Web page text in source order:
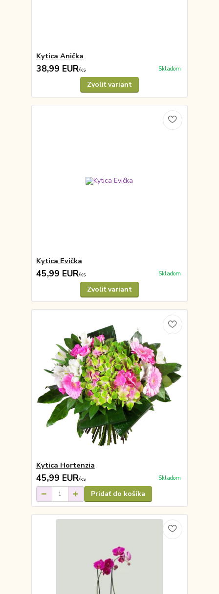
Kytica Anička
38,99 EUR/ks Skladom
Zvoliť variant
Kytica Evička
45,99 EUR/ks Skladom
Zvoliť variant
Kytica Hortenzia
45,99 EUR/ks Skladom
Pridať do košíka